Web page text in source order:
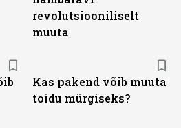
revolutsiooniliselt
muuta
Kas pakend võib muuta
toidu mürgiseks?